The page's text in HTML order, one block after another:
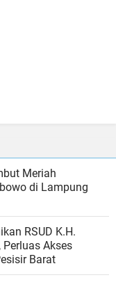
Meriah
di Lampung
RSUD K.H.
Akses
Barat